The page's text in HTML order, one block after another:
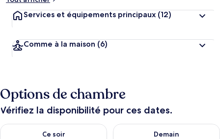
Services et équipements principaux (12)
Comme à la maison (6)
Options de chambre
Vérifiez la disponibilité pour ces dates.
Ce soir
Vérifier la disponibilité pour ce soir août 7 - août 8
Demain
Vérifier la disponibilité pour